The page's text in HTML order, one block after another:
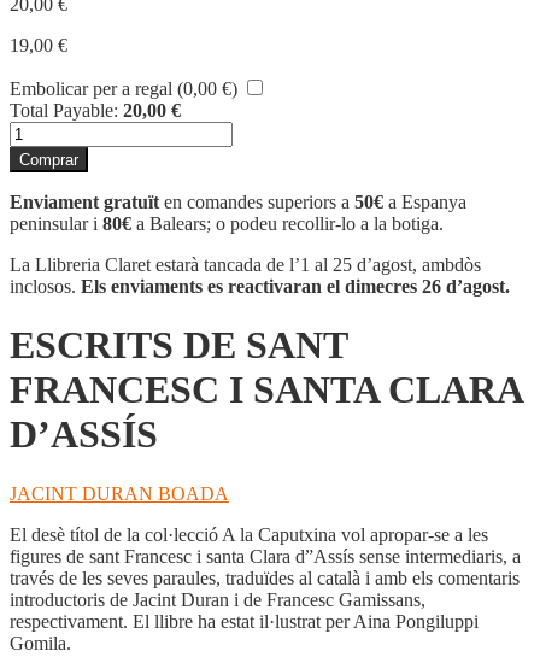
19,00 €
Embolicar per a regal (0,00 €)
Total Payable: 20,00 €
quantitat
de
ESCRITS
DE
SANT
FRANCESC
I
SANTA
Comprar
Enviament gratuït en comandes superiors a 50€ a Espanya
peninsular i 80€ a Balears; o podeu recollir-lo a la botiga.
La Llibreria Claret estarà tancada de l’1 al 25 d’agost, ambdòs
inclosos. Els enviaments es reactivaran el dimecres 26 d’agost.
ESCRITS DE SANT
FRANCESC I SANTA CLARA
D’ASSÍS
JACINT DURAN BOADA
El desè títol de la col·lecció A la Caputxina vol apropar-se a les
figures de sant Francesc i santa Clara d”Assís sense intermediaris, a
través de les seves paraules, traduïdes al català i amb els comentaris
introductoris de Jacint Duran i de Francesc Gamissans,
respectivament. El llibre ha estat il·lustrat per Aina Pongiluppi
Gomila.